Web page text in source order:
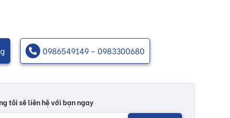
0986549149 - 0983300680
tôi sẽ liên hệ với bạn ngay